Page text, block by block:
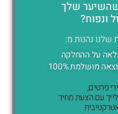
שלך
ונפוח?
שלנו נהנות מ:
על ההחלקה
מושלמת 100%
פרטים,
עם הצעת מחיר